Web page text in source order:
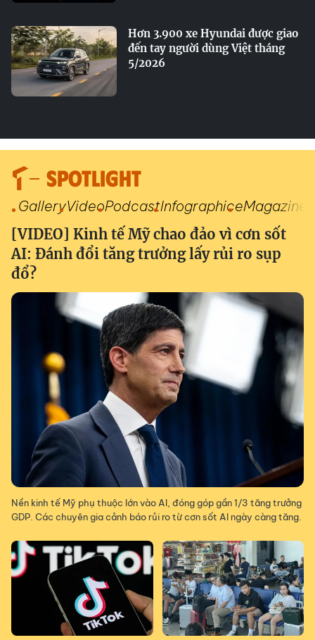
Hơn 3.900 xe Hyundai được giao
đến tay người dùng Việt tháng
5/2026
SPOTLIGHT
GalleryVideoPodcastInfographiceMagazine
[VIDEO] Kinh tế Mỹ chao đảo vì cơn sốt
AI: Đánh đổi tăng trưởng lấy rủi ro sụp
đổ?
Nền kinh tế Mỹ phụ thuộc lớn vào AI, đóng góp gần 1/3 tăng trưởng
GDP. Các chuyên gia cảnh báo rủi ro từ cơn sốt AI ngày càng tăng.